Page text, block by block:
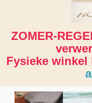
ZOMER-
Fysieke winkel